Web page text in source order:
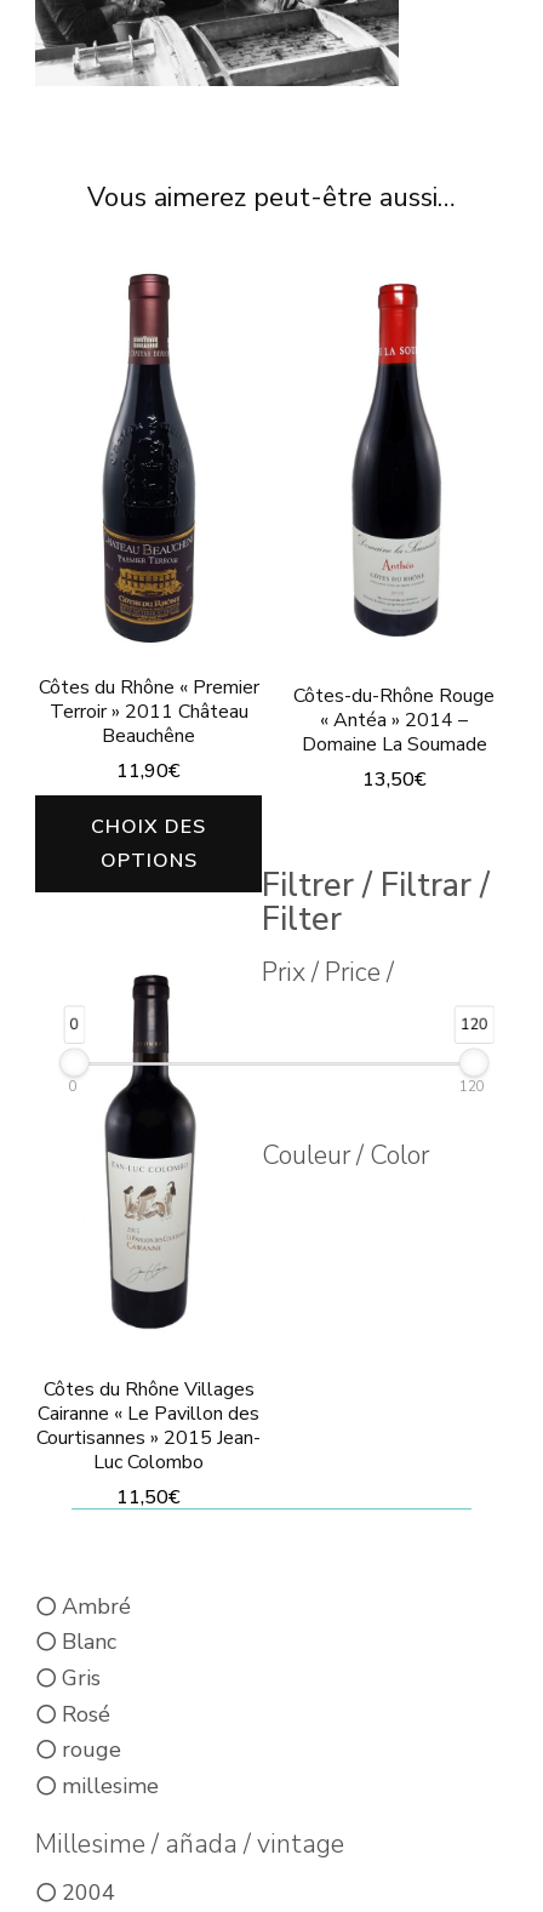
Vous aimerez peut-être aussi…
Côtes du Rhône « Premier
Terroir » 2011 Château
Beauchêne
11,90€
CHOIX DES
OPTIONS
a
plusieurs
variations.
peuvent
choisies
Côtes-du-Rhône Rouge
« Antéa » 2014 –
Domaine La Soumade
13,50€
a
variations.
options
peuvent
choisies
Côtes du Rhône Villages
Cairanne « Le Pavillon des
Courtisannes » 2015 Jean-
Luc Colombo
11,50€
peuvent
être
Filtrer / Filtrar /
Filter
Prix / Price /
0 120
0 120
Couleur / Color
Ambré
Blanc
Gris
Rosé
rouge
millesime
Millesime / añada / vintage
2004